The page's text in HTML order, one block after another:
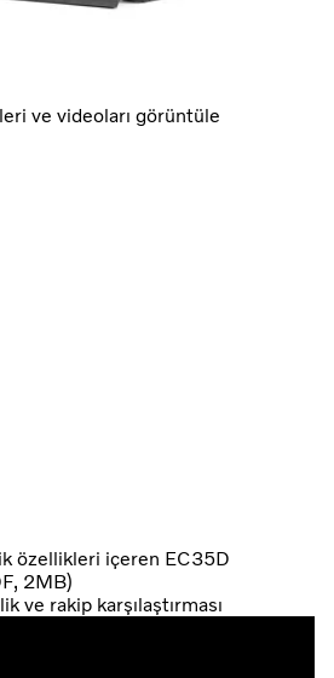
ve videoları görüntüle
özellikleri içeren EC35D
2MB)
ve rakip karşılaştırması